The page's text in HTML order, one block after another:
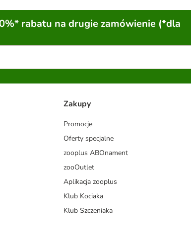
rabatu na drugie zamówienie (*dla
Zakupy
Promocje
Oferty specjalne
zooplus ABOnament
zooOutlet
Aplikacja zooplus
Klub Kociaka
Klub Szczeniaka